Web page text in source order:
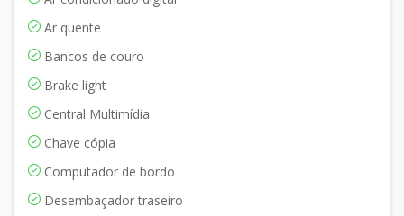
Ar quente
Bancos de couro
Brake light
Central Multimídia
Chave cópia
Computador de bordo
Desembaçador traseiro